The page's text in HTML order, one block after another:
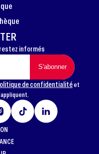
informés
de confidentialitéet